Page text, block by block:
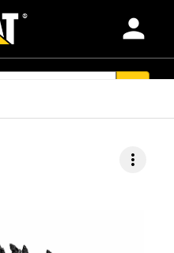
person
more_vert